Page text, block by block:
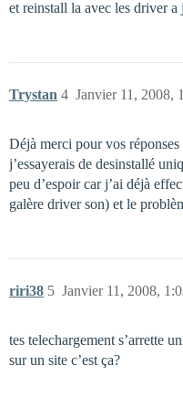
et reinstall la avec les driver a
Trystan Janvier 11, 2008,
4
Déjà merci pour vos réponses
j’essayerais de desinstallé
peu d’espoir car j’ai déjà
galère driver son) et le
riri38 Janvier 11, 2008,
5
tes telechargement s’arrette
sur un site c’est ça?